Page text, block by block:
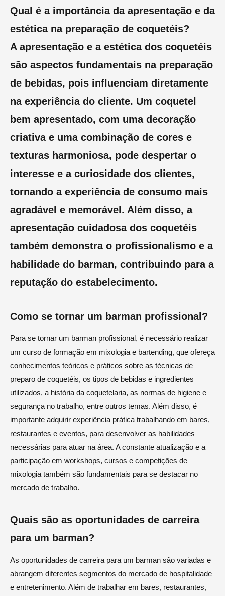
Qual é a importância da apresentação e da
estética na preparação de coquetéis?
A apresentação e a estética dos coquetéis
são aspectos fundamentais na preparação
de bebidas, pois influenciam diretamente
na experiência do cliente. Um coquetel
bem apresentado, com uma decoração
criativa e uma combinação de cores e
texturas harmoniosa, pode despertar o
interesse e a curiosidade dos clientes,
tornando a experiência de consumo mais
agradável e memorável. Além disso, a
apresentação cuidadosa dos coquetéis
também demonstra o profissionalismo e a
habilidade do barman, contribuindo para a
reputação do estabelecimento.
Como se tornar um barman profissional?
Para se tornar um barman profissional, é necessário realizar
um curso de formação em mixologia e bartending, que ofereça
conhecimentos teóricos e práticos sobre as técnicas de
preparo de coquetéis, os tipos de bebidas e ingredientes
utilizados, a história da coquetelaria, as normas de higiene e
segurança no trabalho, entre outros temas. Além disso, é
importante adquirir experiência prática trabalhando em bares,
restaurantes e eventos, para desenvolver as habilidades
necessárias para atuar na área. A constante atualização e a
participação em workshops, cursos e competições de
mixologia também são fundamentais para se destacar no
mercado de trabalho.
Quais são as oportunidades de carreira
para um barman?
As oportunidades de carreira para um barman são variadas e
abrangem diferentes segmentos do mercado de hospitalidade
e entretenimento. Além de trabalhar em bares, restaurantes,